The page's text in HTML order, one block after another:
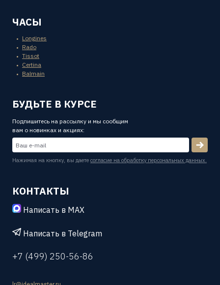
ЧАСЫ
Longines
Rado
Tissot
Certina
Balmain
БУДЬТЕ В КУРСЕ
Подпишитесь на рассылку и мы сообщим
вам о новинках и акциях:
Нажимая на кнопку, вы даете согласие на обработку персональных данных.
КОНТАКТЫ
Написать в MAX
Написать в Telegram
+7 (499) 250-56-86